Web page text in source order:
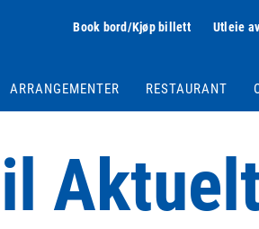
Book bord/Kjøp billett Utleie
ARRANGEMENTER RESTAURANT